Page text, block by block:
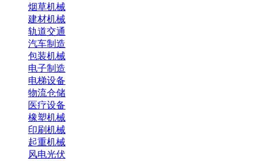
烟草机械
建材机械
轨道交通
汽车制造
包装机械
电子制造
电梯设备
物流仓储
医疗设备
橡塑机械
印刷机械
起重机械
风电光伏